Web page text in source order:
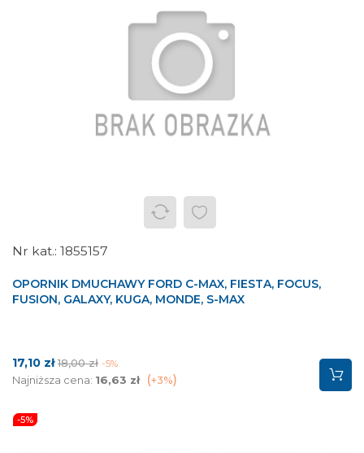
1855157
OPORNIK DMUCHAWY FORD C-MAX, FIESTA, FOCUS,
FUSION, GALAXY, KUGA, MONDE, S-MAX
Cena
17,10 złCena
podstawowa
18,00 zł -5%
Najniższa cena: 16,63 zł +3%
-5%